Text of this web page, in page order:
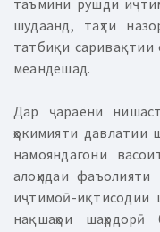
шудаанд, таҳти
татбиқи саривақтии
меандешад.
Дар ҷараёни
ҳокимияти давлатии
намояндагони
алоҳидаи
иҷтимоӣ-иқтисодии
нақшаҳои